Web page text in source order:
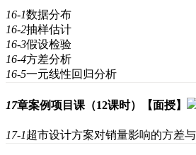
16-1数据分布
16-2抽样估计
16-3假设检验
16-4方差分析
16-5一元线性回归分析
17章案例项目课（12课时）【面授】
17-1超市设计方案对销量影响的方差